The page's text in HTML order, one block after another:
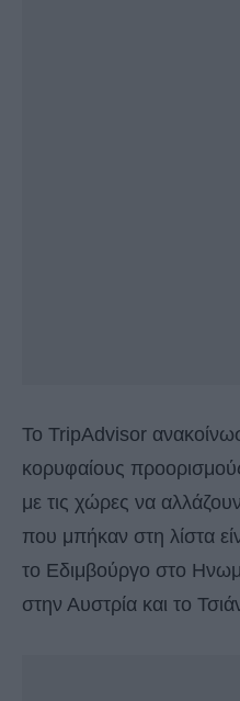
Το TripAdvisor
κορυφαίους
με τις χώρες να
που μπήκαν στη λίστα
το Εδιμβούργο στο
στην Αυστρία και το